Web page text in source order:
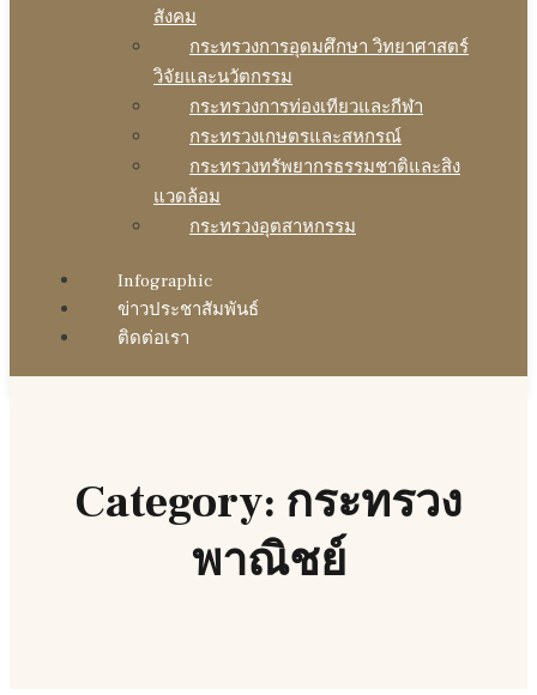
สังคม
กระทรวงการอุดมศึกษา วิทยาศาสตร์
วิจัยและนวัตกรรม
กระทรวงการท่องเทียวและกีฬา
กระทรวงเกษตรและสหกรณ์
กระทรวงทรัพยากรธรรมชาติและสิง
แวดล้อม
กระทรวงอุตสาหกรรม
Infographic
ข่าวประชาสัมพันธ์
ติดต่อเรา
Category: กระทรวง
พาณิชย์